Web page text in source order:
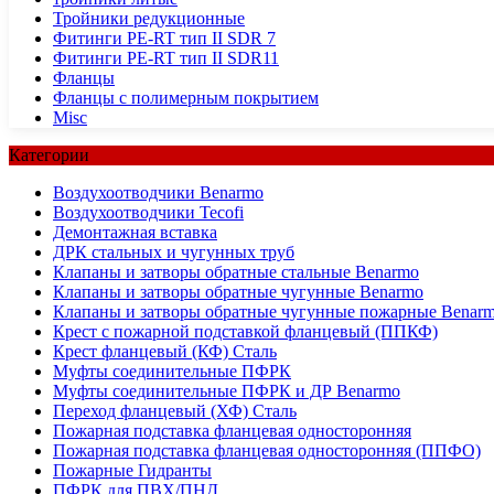
Тройники редукционные
Фитинги PE-RT тип II SDR 7
Фитинги PE-RT тип II SDR11
Фланцы
Фланцы с полимерным покрытием
Misc
Категории
Воздухоотводчики Benarmo
Воздухоотводчики Tecofi
Демонтажная вставка
ДРК стальных и чугунных труб
Клапаны и затворы обратные стальные Benarmo
Клапаны и затворы обратные чугунные Benarmo
Клапаны и затворы обратные чугунные пожарные
Крест с пожарной подставкой фланцевый (ППКФ)
Крест фланцевый (КФ) Сталь
Муфты соединительные ПФРК
Муфты соединительные ПФРК и ДР Benarmo
Переход фланцевый (ХФ) Сталь
Пожарная подставка фланцевая односторонняя
Пожарная подставка фланцевая односторонняя (ППФО)
Пожарные Гидранты
ПФРК для ПВХ/ПНД